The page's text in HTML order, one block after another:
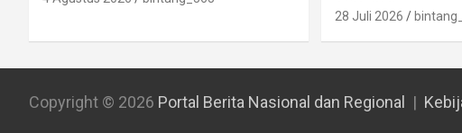
28 Juli 2026
Copyright © 2026 Portal Berita Nasional dan Regional